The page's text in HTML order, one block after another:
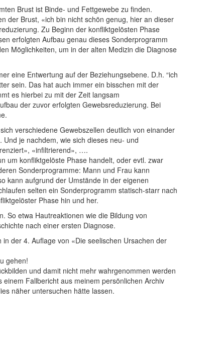
Brust ist Binde- und Fettgewebe zu finden.
der Brust, «ich bin nicht schön genug, hier an dieser
Zu Beginn der konfliktgelösten Phase
erfolgten Aufbau genau dieses Sonderprogramm
Möglichkeiten, um in der alten Medizin die Diagnose
eine Entwertung auf der Beziehungsebene. D.h. “ich
sein. Das hat auch immer ein bisschen mit der
es hierbei zu mit der Zeit langsam
der zuvor erfolgten Gewebsreduzierung. Bei
verschiedene Gewebszellen deutlich von einander
je nachdem, wie sich dieses neu- und
«infiltrierend», ….
um konfliktgelöste Phase handelt, oder evtl. zwar
Sonderprogramme: Mann und Frau kann
kann aufgrund der Umstände in der eigenen
selten ein Sonderprogramm statisch-starr nach
Phase hin und her.
So etwa Hautreaktionen wie die Bildung von
nach einer ersten Diagnose.
der 4. Auflage von «Die seelischen Ursachen der
gehen!
und damit nicht mehr wahrgenommen werden
Fallbericht aus meinem persönlichen Archiv
näher untersuchen hätte lassen.